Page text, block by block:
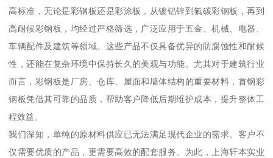
高标准，无论是彩钢板还是彩涂板，从镀铝锌到氟碳彩钢板，再到
高耐候彩钢板，均经过严格筛选，广泛应用于五金、机械、电器、
车辆配件及建筑等领域。这些产品不仅具备优异的防腐蚀性和耐候
性，还能在复杂环境中保持长久的美观与功能。尤其对于建筑行业
而言，彩钢板是厂房、仓库、屋面和墙体结构的重要材料，首钢彩
钢板凭借其可靠的品质，帮助客户降低后期维护成本，提升整体工
程效益。
我们深知，单纯的原材料供应已无法满足现代企业的需求。客户不
仅需要优质的产品，更需要高效的配套服务。为此，上海轩本实业